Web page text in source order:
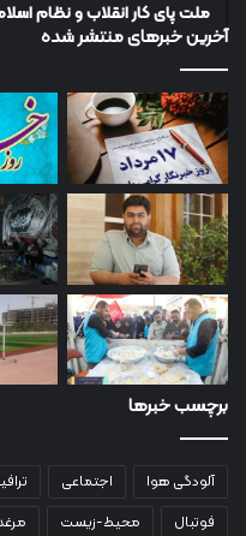
ملت پای کار انقلاب و نظام
آخرین خبرهای منتشر شده
برچسب خبرها
آلودگی هوا اجتماعی
فوتبال
محیط-زیست